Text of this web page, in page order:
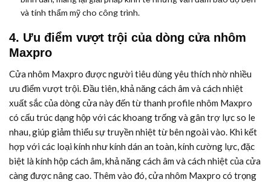
và tính thẩm mỹ cho công trình.
4. Ưu điểm vượt trội của dòng cửa nhôm
Maxpro
Cửa nhôm Maxpro được người tiêu dùng yêu thích nhờ nhiều
ưu điểm vượt trội. Đầu tiên, khả năng cách âm và cách nhiệt
xuất sắc của dòng cửa này đến từ thanh profile nhôm Maxpro
có cấu trúc dạng hộp với các khoang trống và gân trợ lực so le
nhau, giúp giảm thiểu sự truyền nhiệt từ bên ngoài vào. Khi kết
hợp với các loại kính như kính dán an toàn, kính cường lực, đặc
biệt là kính hộp cách âm, khả năng cách âm và cách nhiệt của cửa
càng được nâng cao. Thêm vào đó, cửa nhôm Maxpro có trọng